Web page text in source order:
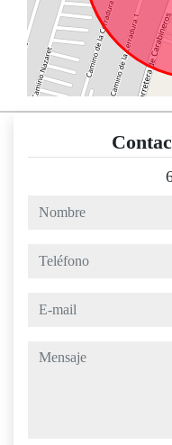
nombre
teléfono
e-mail
mensaje